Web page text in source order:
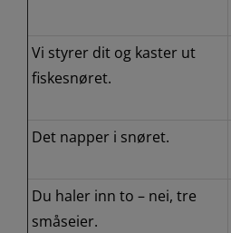
Vi styrer dit og kaster ut
fiskesnøret.
Det napper i snøret.
Du haler inn to – nei, tre
småseier.